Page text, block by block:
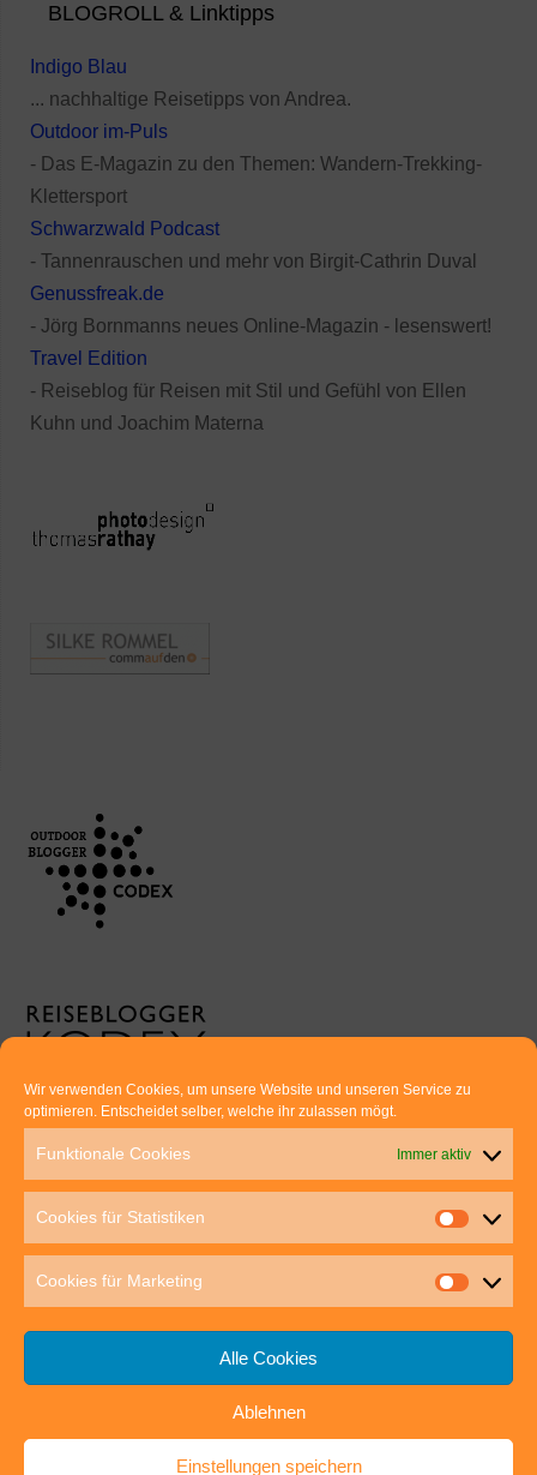
Wir verwenden Cookies, um unsere Website und unseren Service zu
optimieren. Entscheidet selber, welche ihr zulassen mögt.
Funktionale Cookies Immer aktiv
Cookies für Statistiken
Cookies für Marketing
Alle Cookies
Ablehnen
Einstellungen speichern
BLOGROLL & Linktipps
Indigo Blau
... nachhaltige Reisetipps von Andrea.
Outdoor im-Puls
- Das E-Magazin zu den Themen: Wandern-Trekking-
Klettersport
Schwarzwald Podcast
- Tannenrauschen und mehr von Birgit-Cathrin Duval
Genussfreak.de
- Jörg Bornmanns neues Online-Magazin - lesenswert!
Travel Edition
- Reiseblog für Reisen mit Stil und Gefühl von Ellen
Kuhn und Joachim Materna
Euer direkter Draht zu uns:
Thomas Rathay und Silke Rommel
70563 Stuttgart
post@outdoor-hochgenuss.de
IMPRESSUM DATENSCHUTZ